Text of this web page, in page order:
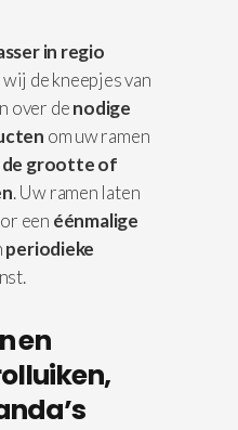
in regio
wij de kneepjes van
over denodige
om uw ramen
de grootte of
. Uw ramen laten
een éénmalige
periodieke
en